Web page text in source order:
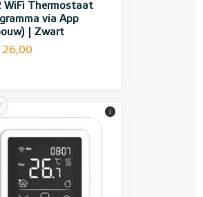
WiFi Thermostaat
via App
| Zwart
26,00
i